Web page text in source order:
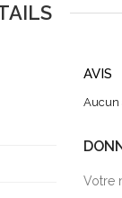
AVIS
Aucun
Votre